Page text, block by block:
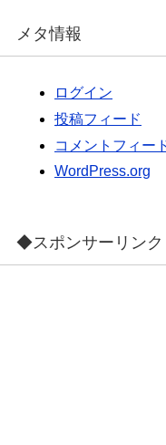
メタ情報
ログイン
投稿フィード
コメントフィー
WordPress.org
◆スポンサーリンク